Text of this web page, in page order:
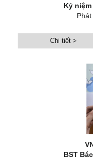
Kỷ niệm 100 năm
Chi tiết >
BST Bác